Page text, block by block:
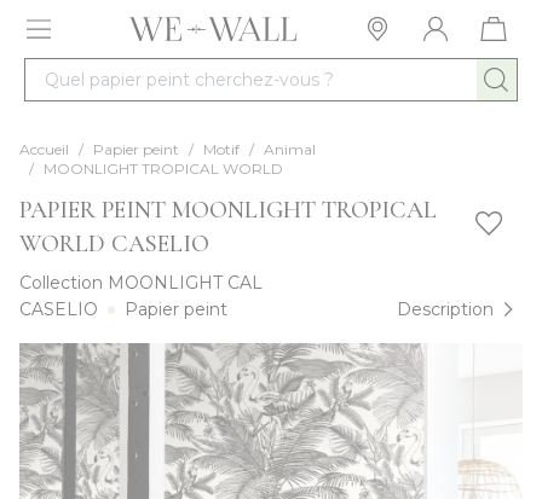
Allez au contenu
Quel papier peint cherchez-vous ?
Accueil / Papier peint / Motif / Animal
/ MOONLIGHT TROPICAL WORLD
PAPIER PEINT MOONLIGHT TROPICAL
WORLD CASELIO
Collection MOONLIGHT CAL
CASELIO
Papier peint Description